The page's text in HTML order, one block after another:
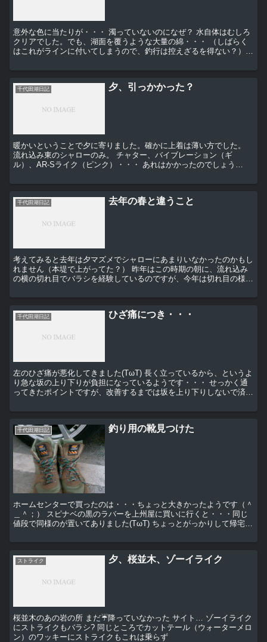
意外な色に当たりが・・・ 濁っていないのになぜ？ 水自体はむしろ
クリアでした。でも、湖面を覆うような大量の綿・・・ （しばらく
はこれがラインに付いてしまうので、釣行は控えざるを得ない？）
千代田湖日記 夕、引っかかった？
暖かいということで夕に寄りました。確かに上着は薄い方でした。
流れ込み東のシャローのみ。 チャター、バイブレーション（ギ
ル）、AR-Sライク（ピンク）・・・ あれはかかったのでしょう
千代田湖日記 去年の春と違うこと
考えてみると去年は夕マズメでシャローにあまりいなかったのかもし
れません（本堤で上がってた？） 昨年はこの時期の朝に、流れ込み
の横の切れ目でバラシを経験しているのですが、今年は切れ目の様子
千代田湖日記 ひざ痛につき・・・
左のひざ痛が悪化してきました(TωT) 長く立っているから、というよ
り急な坂の上り下りが負担になっているようです・・・ せっかく通
ってきたポイントですが、改善するまでは坂を上り下りしないで済む
千代田湖日記 釣り用の靴見つけた
ホームセンターで買ったのは・・・ちょっと大きかったようです（＾
＿＾；） スピナベの黒のラバーを上州屋に買いに行くと・・・同じ
値段で同様のが置いてありました(TωT) ちょっとがっかりして帰宅す
ストライク 夕、桜並木、ゾーイライク
桜並木のあの岩の所 まだ☔降っていなかった サイト… ゾーイライク
にストライクもバラシ? 同じところでカットテール（ウォーターメロ
ン）のワッキーにストライクもこれは乗らず